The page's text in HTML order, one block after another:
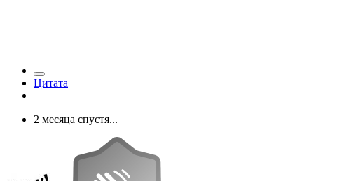
Цитата
2 месяца спустя...